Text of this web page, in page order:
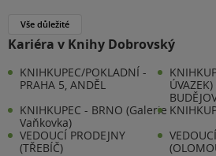
Vše důležité
Kariéra v Knihy Dobrovský
KNIHKUPEC/POKLADNÍ -
PRAHA 5, ANDĚL
KNIHKUPEC - BRNO (Galerie
Vaňkovka)
VEDOUCÍ PRODEJNY
(TŘEBÍČ)